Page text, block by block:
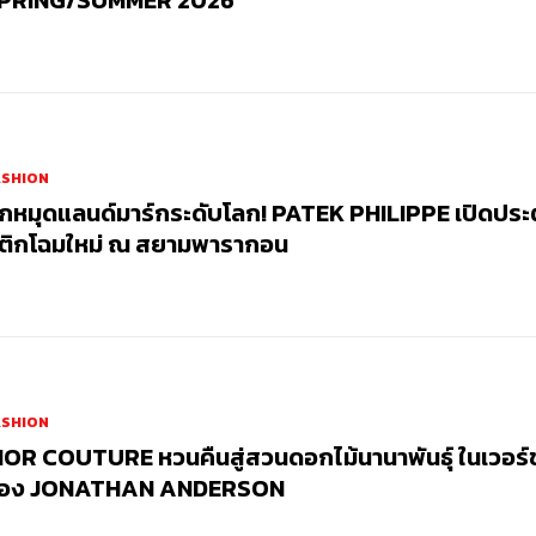
หมุดแลนด์มาร์กระดับโลก! PATEK PHILIPPE เปิดปร
กโฉมใหม่ ณ สยามพารากอน
COUTURE หวนคืนสู่สวนดอกไม้นานาพันธุ์ ในเวอ
ง JONATHAN ANDERSON